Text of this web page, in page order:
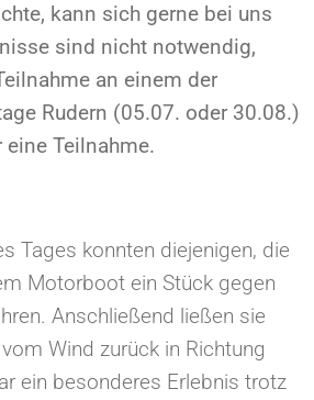
kann sich gerne bei uns
sind nicht notwendig,
an einem der
Rudern (05.07. oder 30.08.)
Teilnahme.
Tages konnten diejenigen, die
Motorboot ein Stück gegen
Anschließend ließen sie
Wind zurück in Richtung
ein besonderes Erlebnis trotz